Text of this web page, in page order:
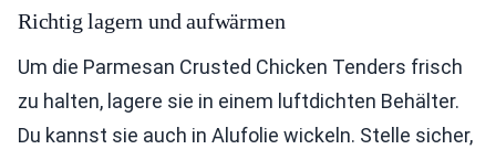
Richtig lagern und aufwärmen
Um die Parmesan Crusted Chicken Tenders frisch
zu halten, lagere sie in einem luftdichten Behälter.
Du kannst sie auch in Alufolie wickeln. Stelle sicher,